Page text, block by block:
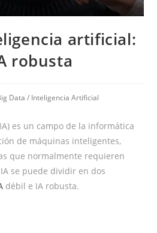
artificial:
robusta
Data / Inteligencia Artificial
es un campo de la informática
de máquinas inteligentes,
que normalmente requieren
se puede dividir en dos
débil e IA robusta.